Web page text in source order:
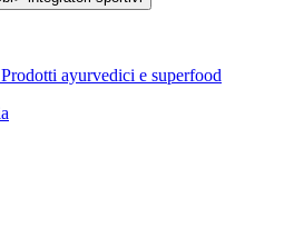
Prodotti ayurvedici e superfood